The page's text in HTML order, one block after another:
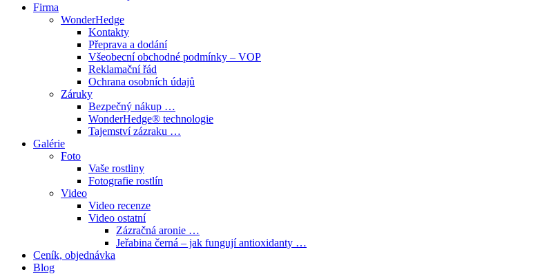
Firma
WonderHedge
Kontakty
Přeprava a dodání
Všeobecní obchodné podmínky – VOP
Reklamační řád
Ochrana osobních údajů
Záruky
Bezpečný nákup …
WonderHedge® technologie
Tajemství zázraku …
Galérie
Foto
Vaše rostliny
Fotografie rostlín
Video
Video recenze
Video ostatní
Zázračná aronie …
Jeřabina černá – jak fungují antioxidanty …
Ceník, objednávka
Blog